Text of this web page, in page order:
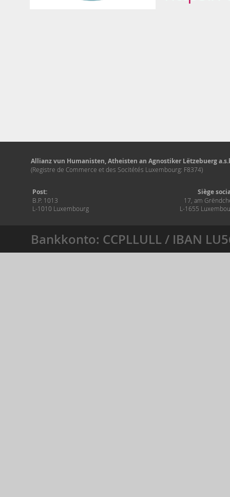
Allianz vun Humanisten, Atheisten an Agnostiker Lëtzebuerg
(Registre de Commerce et des Socitétés Luxembourg: F8374)
Post:
B.P. 1013
L-1010 Luxembourg
Siège
17, am
L-1655
Bankkonto: CCPLLULL / IBAN